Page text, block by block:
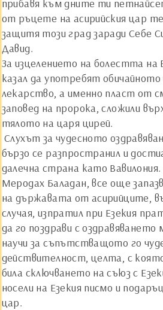
прибавя към дните ти
от ръцете на асирийския цар
защитя този град заради Себе
Давид.
За изцелението на болестта на
казал да употребят
лекарство, а именно пласт от
заповед на пророка, сложили
тялото на царя цирей.
Слухът за чудесното
бързо се разпространил и
далечна страна като
Меродах Баладан, все още
на държавата от асирийците,
случая, изпратил при Езекия
да го поздрави с оздравяването
научи за съпътстващото го
действителност, целта, с
била сключването на съюз с
носели на Езекия писмо и
цар.